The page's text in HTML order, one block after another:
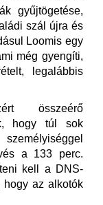
gyűjtögetése,
szál újra és
Loomis egy
még gyengíti,
legalábbis
összeérő
hogy túl sok
a 133 perc.
kell a DNS-
hogy az alkotók